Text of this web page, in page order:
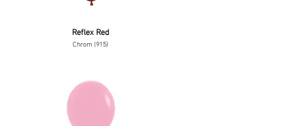
Reflex Red
Chrom (915)